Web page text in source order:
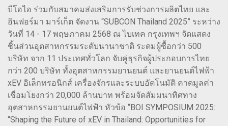
บีโอไอ ร่วมกับสมาคมส่งเสริมการรับช่วงการผลิตไทย และ
อินฟอร์มา มาร์เก็ต จัดงาน “SUBCON Thailand 2025” ระหว่าง
วันที่ 14 - 17 พฤษภาคม 2568 ณ ไบเทค กรุงเทพฯ จัดแสดง
ชิ้นส่วนอุตสาหกรรมระดับนานาชาติ ระดมผู้ซื้อกว่า 500
บริษัท จาก 11 ประเทศทั่วโลก จับคู่ธุรกิจผู้ประกอบการไทย
กว่า 200 บริษัท ทั้งอุตสาหกรรมยานยนต์ และยานยนต์ไฟฟ้า
xEV อิเล็กทรอนิกส์ เครื่องจักรและระบบอัตโนมัติ คาดมูลค่า
เชื่อมโยงกว่า 20,000 ล้านบาท พร้อมจัดสัมมนาทิศทาง
อุตสาหกรรมยานยนต์ไฟฟ้า หัวข้อ “BOI SYMPOSIUM 2025:
“Shaping the Future of xEV in Thailand: Opportunities for